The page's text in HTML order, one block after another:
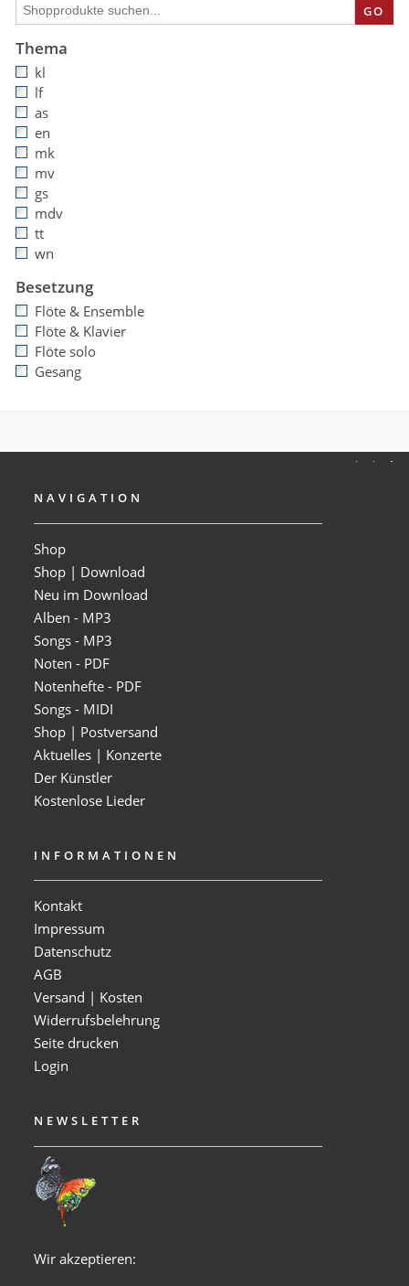
GO
Thema
kl
lf
as
en
mk
mv
gs
mdv
tt
wn
Besetzung
Flöte & Ensemble
Flöte & Klavier
Flöte solo
Gesang
NAVIGATION
Shop
Shop | Download
Neu im Download
Alben - MP3
Songs - MP3
Noten - PDF
Notenhefte - PDF
Songs - MIDI
Shop | Postversand
Aktuelles | Konzerte
Der Künstler
Kostenlose Lieder
INFORMATIONEN
Kontakt
Impressum
Datenschutz
AGB
Versand | Kosten
Widerrufsbelehrung
Seite drucken
Login
NEWSLETTER
Wir akzeptieren: